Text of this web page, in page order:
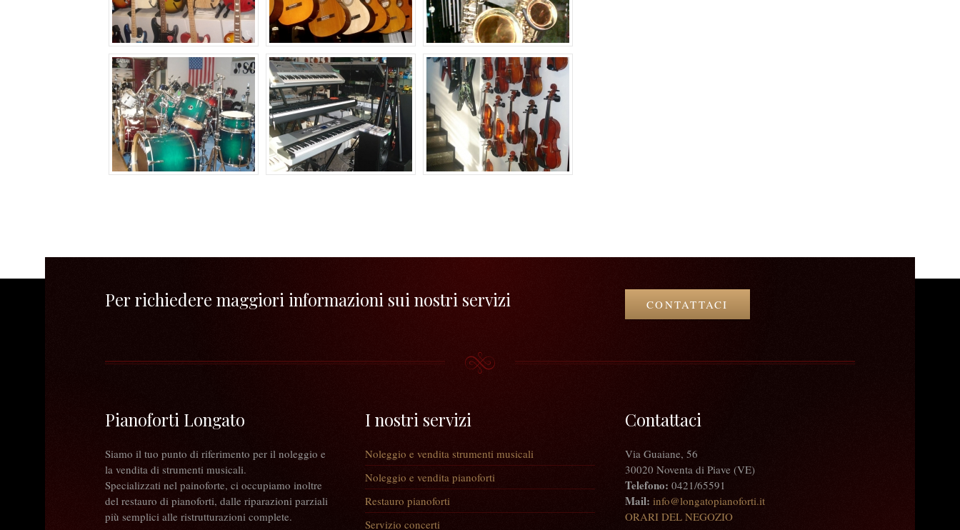
Per richiedere maggiori informazioni sui nostri servizi CONTATTACI
Pianoforti Longato
Siamo il tuo punto di riferimento per il noleggio e
la vendita di strumenti musicali.
Specializzati nel painoforte, ci occupiamo inoltre
del restauro di pianoforti, dalle riparazioni parziali
più semplici alle ristrutturazioni complete.
I nostri servizi
Noleggio e vendita strumenti musicali
Noleggio e vendita pianoforti
Restauro pianoforti
Servizio concerti
Contattaci
Via Guaiane, 56
30020 Noventa di Piave (VE)
Telefono: 0421/65591
Mail: info@longatopianoforti.it
ORARI DEL NEGOZIO